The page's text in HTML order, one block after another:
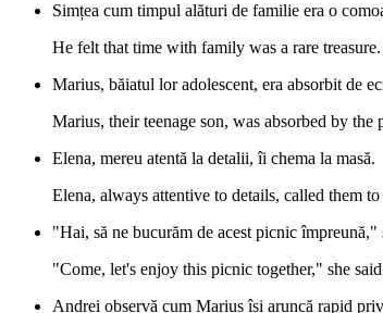
Simțea cum timpul alături de familie era o
He felt that time with family was a rare treasure.
Marius, băiatul lor adolescent, era absorbit de
Marius, their teenage son, was absorbed by
Elena, mereu atentă la detalii, îi chema la masă.
Elena, always attentive to details, called them to
"Hai, să ne bucurăm de acest picnic
"Come, let's enjoy this picnic together," she
Andrei observă cum Marius își aruncă rapid